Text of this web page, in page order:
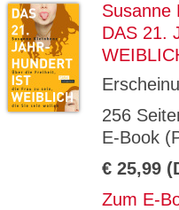
Susanne
DAS 21.
256
E-Book
€ 25,99
Zum E-